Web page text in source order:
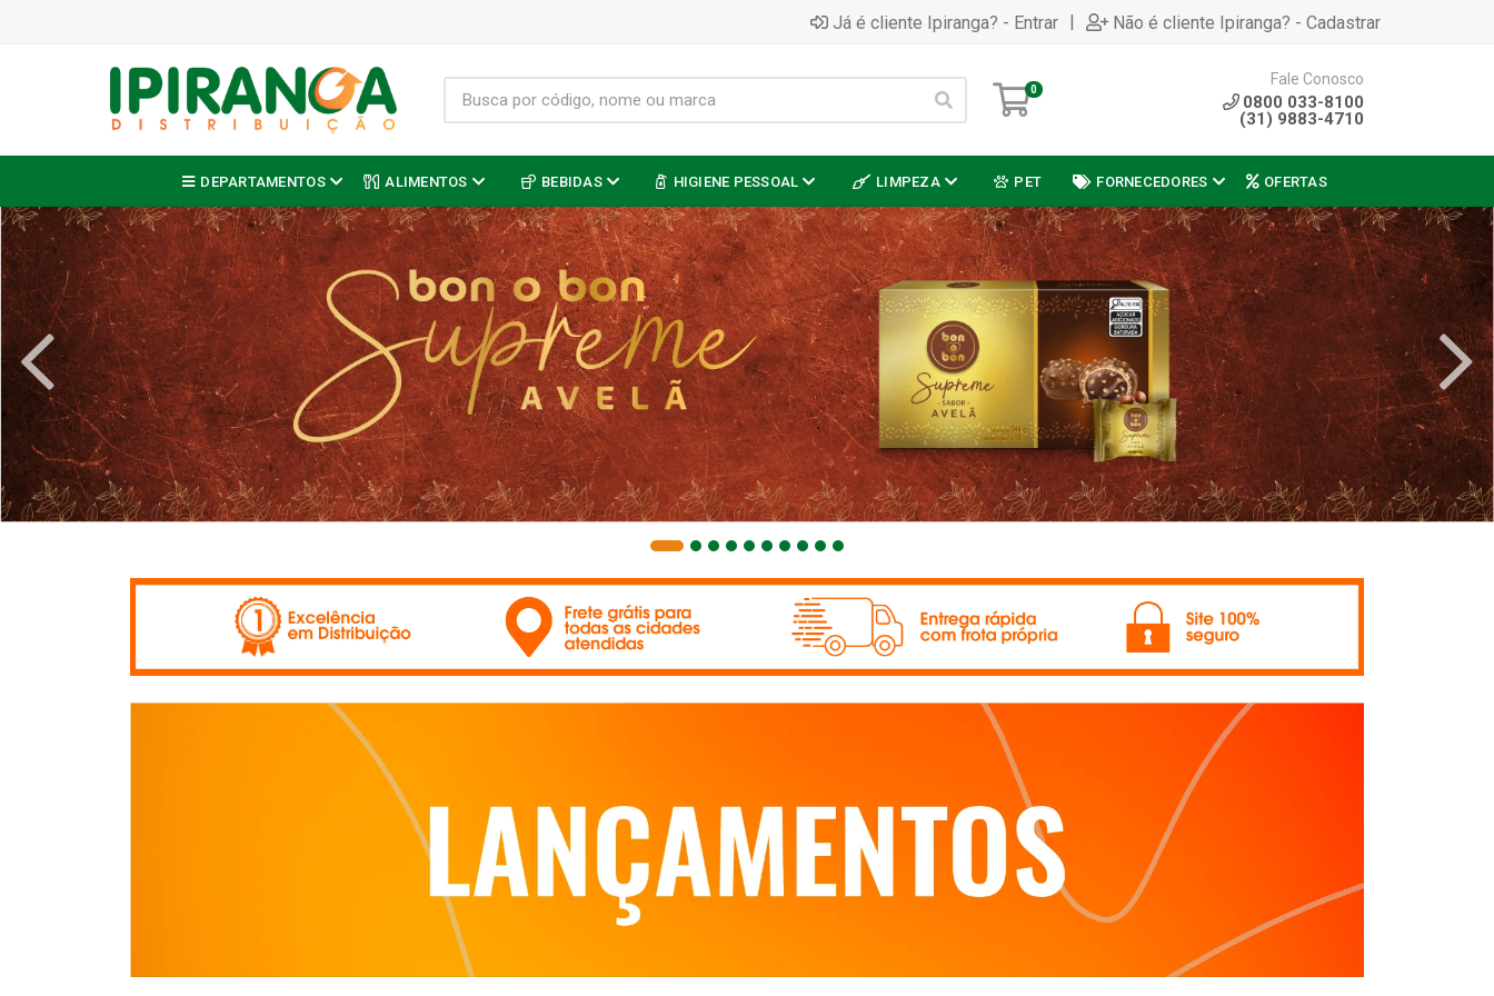
Já é cliente Ipiranga? - Entrar | Não é cliente Ipiranga? - Cadastrar
0
Fale Conosco
0800 033-8100
(31) 9883-4710
DEPARTAMENTOS ALIMENTOS BEBIDAS HIGIENE PESSOAL LIMPEZA PET FORNECEDORES OFERTAS